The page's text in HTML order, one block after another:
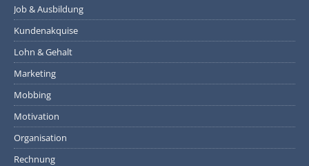
Job & Ausbildung
Kundenakquise
Lohn & Gehalt
Marketing
Mobbing
Motivation
Organisation
Rechnung